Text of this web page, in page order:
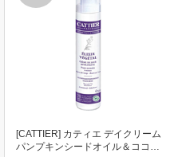
[CATTIER] カティエ デイクリーム
パンプキンシードオイル＆ココナ